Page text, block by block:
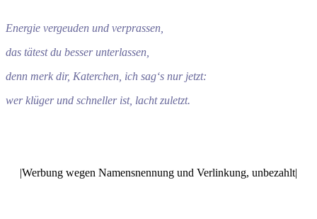
Energie vergeuden und verprassen,
das tätest du besser unterlassen,
denn merk dir, Katerchen, ich sag‘s nur jetzt:
wer klüger und schneller ist, lacht zuletzt.
|Werbung wegen Namensnennung und Verlinkung, unbezahlt|